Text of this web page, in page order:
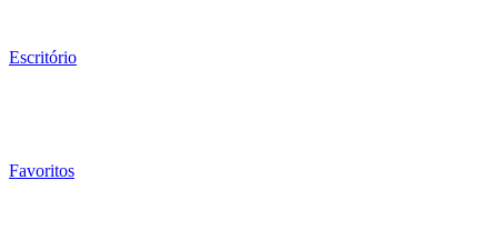
Escritório
Favoritos
105x80 mm